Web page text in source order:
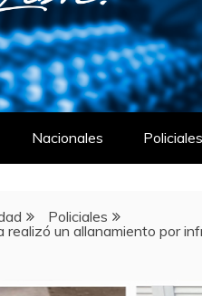
Nacionales Policiales
Policiales
realizó un allanamiento por